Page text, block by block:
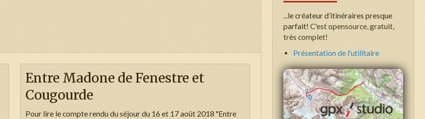
Entre Madone de Fenestre et
Cougourde
Pour lire le compte rendu du séjour du 16 et 17 août 2018 "Entre
...le créateur d’itinéraires presque
parfait! C'est opensource, gratuit,
très complet!
Présentation de l'utilitaire